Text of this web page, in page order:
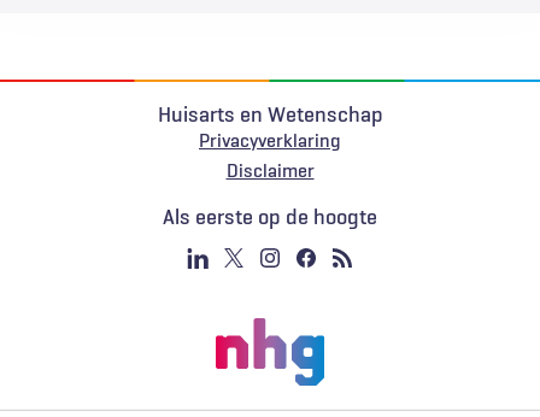
Huisarts en Wetenschap
Privacyverklaring
Voet
Disclaimer
Als eerste op de hoogte